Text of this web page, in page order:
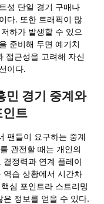
성 단일 경기 구매나
다. 또한 트래픽이 많
하가 발생할 수 있으
준비해 두면 예기치
접근성을 고려해 자신
이다.
민 경기 중계와
인트
팬들이 요구하는 중계
를 관전할 때는 개인의
정력과 연계 플레이
역습 상황에서 시간차
심 포인트라 스트리밍
정보를 얻을 수 있다.